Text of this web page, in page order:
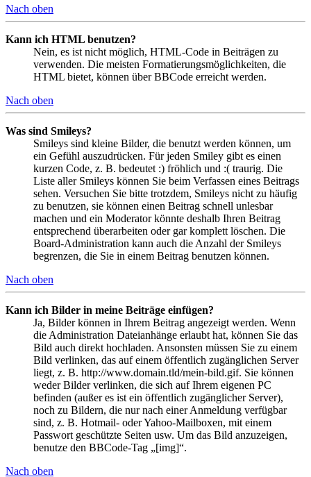
Nach oben
Kann ich HTML benutzen?
Nein, es ist nicht möglich, HTML-Code in Beiträgen zu
verwenden. Die meisten Formatierungsmöglichkeiten, die
HTML bietet, können über BBCode erreicht werden.
Nach oben
Was sind Smileys?
Smileys sind kleine Bilder, die benutzt werden können, um
ein Gefühl auszudrücken. Für jeden Smiley gibt es einen
kurzen Code, z. B. bedeutet :) fröhlich und :( traurig. Die
Liste aller Smileys können Sie beim Verfassen eines Beitrags
sehen. Versuchen Sie bitte trotzdem, Smileys nicht zu häufig
zu benutzen, sie können einen Beitrag schnell unlesbar
machen und ein Moderator könnte deshalb Ihren Beitrag
entsprechend überarbeiten oder gar komplett löschen. Die
Board-Administration kann auch die Anzahl der Smileys
begrenzen, die Sie in einem Beitrag benutzen können.
Nach oben
Kann ich Bilder in meine Beiträge einfügen?
Ja, Bilder können in Ihrem Beitrag angezeigt werden. Wenn
die Administration Dateianhänge erlaubt hat, können Sie das
Bild auch direkt hochladen. Ansonsten müssen Sie zu einem
Bild verlinken, das auf einem öffentlich zugänglichen Server
liegt, z. B. http://www.domain.tld/mein-bild.gif. Sie können
weder Bilder verlinken, die sich auf Ihrem eigenen PC
befinden (außer es ist ein öffentlich zugänglicher Server),
noch zu Bildern, die nur nach einer Anmeldung verfügbar
sind, z. B. Hotmail- oder Yahoo-Mailboxen, mit einem
Passwort geschützte Seiten usw. Um das Bild anzuzeigen,
benutze den BBCode-Tag „[img]“.
Nach oben